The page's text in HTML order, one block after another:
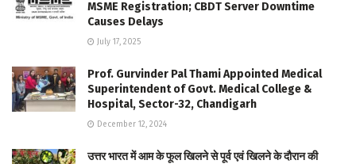
MSME Registration; CBDT Server Downtime
Causes Delays
July 17, 2025
Prof. Gurvinder Pal Thami Appointed Medical
Superintendent of Govt. Medical College &
Hospital, Sector-32, Chandigarh
December 12, 2024
उत्तर भारत में आम के फूल खिलने से पूर्व एवं खिलने के दौरान की